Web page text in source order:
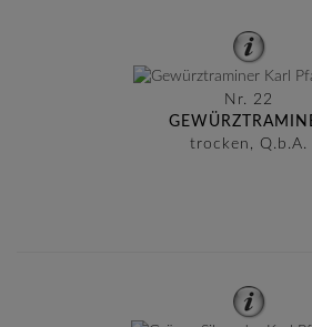
Nr. 22
trocken, Q.b.A.